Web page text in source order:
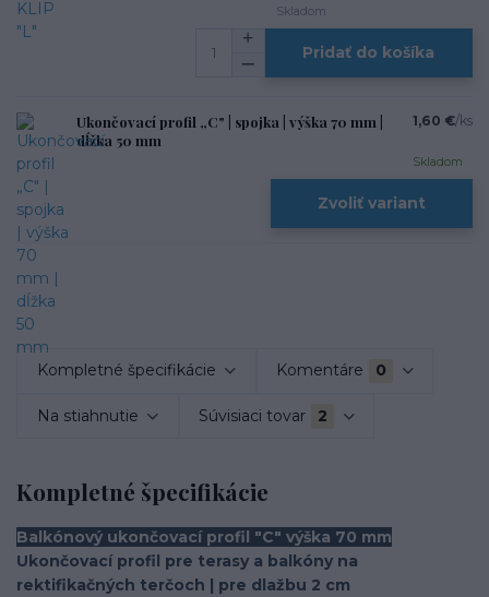
Skladom
Pridať do košíka
Ukončovací profil „C" | spojka | výška 70 mm |
dĺžka 50 mm
1,60 €/ks
Skladom
Zvoliť variant
Kompletné špecifikácie Komentáre 0
Na stiahnutie Súvisiaci tovar 2
Kompletné špecifikácie
Balkónový ukončovací profil "C" výška 70 mm
Ukončovací profil pre terasy a balkóny na
rektifikačných terčoch | pre dlažbu 2 cm